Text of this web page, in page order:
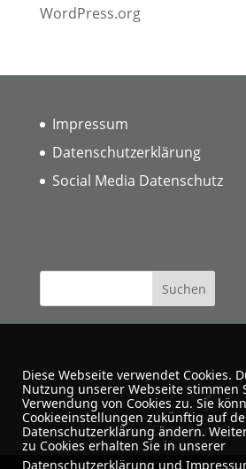
WordPress.org
Impressum
Datenschutzerklärung
Social Media Datenschutz
Urban Sketchers
Diese Webseite verwendet Cookies.
Nutzung unserer Webseite stimmen
Verwendung von Cookies zu. Sie
Cookieeinstellungen zukünftig auf
Datenschutzerklärung ändern.
zu Cookies erhalten Sie in unserer
Datenschutzerklärung und